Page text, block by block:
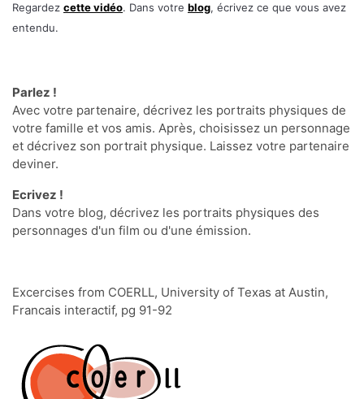
Regardez cette vidéo. Dans votre blog, écrivez ce que vous avez
entendu.
Parlez !
Avec votre partenaire, décrivez les portraits physiques de
votre famille et vos amis. Après, choisissez un personnage
et décrivez son portrait physique. Laissez votre partenaire
deviner.
Ecrivez !
Dans votre blog, décrivez les portraits physiques des
personnages d'un film ou d'une émission.
Excercises from COERLL, University of Texas at Austin,
Francais interactif, pg 91-92